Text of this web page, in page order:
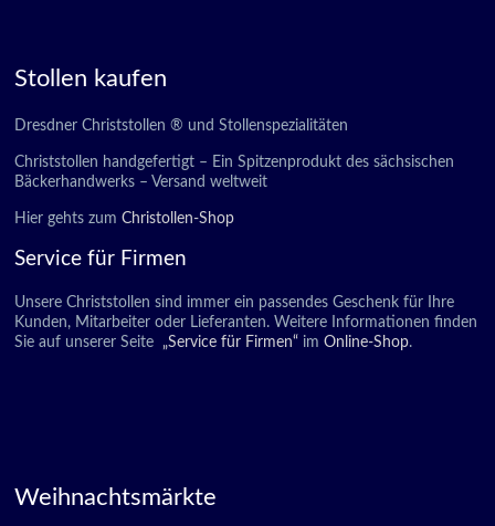
Stollen kaufen
Dresdner Christstollen ® und Stollenspezialitäten
Christstollen handgefertigt – Ein Spitzenprodukt des sächsischen
Bäckerhandwerks – Versand weltweit
Hier gehts zumChristollen-Shop
Service für Firmen
Unsere Christstollen sind immer ein passendes Geschenk für Ihre
Kunden, Mitarbeiter oder Lieferanten. Weitere Informationen finden
Sie auf unserer Seite
„Service für Firmen“ im Online-Shop.
Weihnachtsmärkte